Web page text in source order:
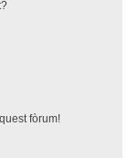
fòrum!